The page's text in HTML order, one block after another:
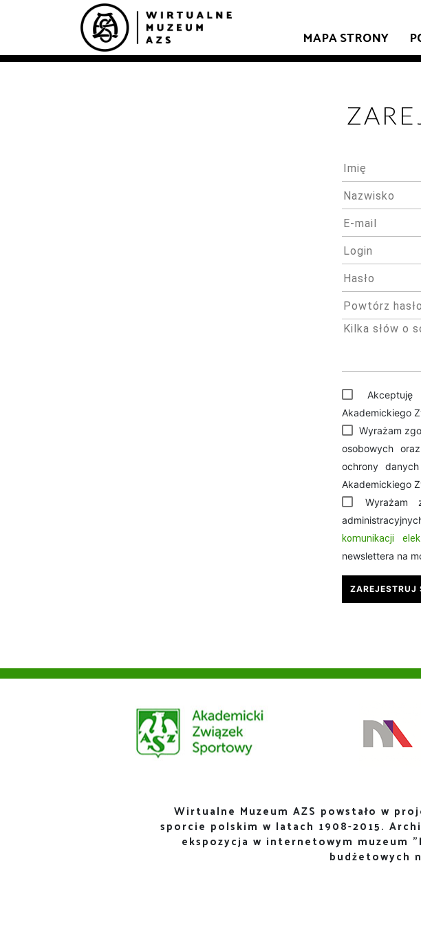
MAPA STRONY
Akceptuję
Akademickiego
Wyrażam
osobowych
ochrony
Akademickiego
Wyrażam
komunikacji
newslettera na
Wirtualne Muzeum AZS powstało w
sporcie polskim w latach 1908-2015.
ekspozycja w internetowym muzeum
budżetowych